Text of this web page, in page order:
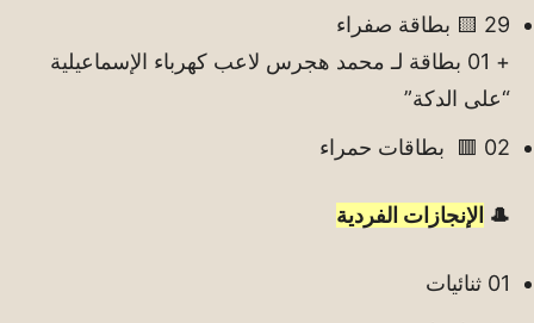
29 🟨 بطاقة صفراء
+ 01 بطاقة لـ محمد هجرس لاعب كهرباء الإسماعيلية
“على الدكة”
02 🟥 بطاقات حمراء
🎩 الإنجازات الفردية
01 ثنائيات